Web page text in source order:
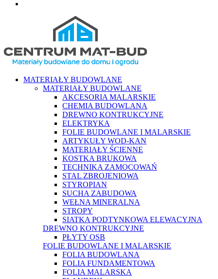
MATERIAŁY BUDOWLANE
MATERIAŁY BUDOWLANE
AKCESORIA MALARSKIE
CHEMIA BUDOWLANA
DREWNO KONTRUKCYJNE
ELEKTRYKA
FOLIE BUDOWLANE I MALARSKIE
ARTYKUŁY WOD-KAN
MATERIAŁY ŚCIENNE
KOSTKA BRUKOWA
TECHNIKA ZAMOCOWAŃ
STAL ZBROJENIOWA
STYROPIAN
SUCHA ZABUDOWA
WEŁNA MINERALNA
STROPY
SIATKA PODTYNKOWA ELEWACYJNA
DREWNO KONTRUKCYJNE
PŁYTY OSB
FOLIE BUDOWLANE I MALARSKIE
FOLIA BUDOWLANA
FOLIA FUNDAMENTOWA
FOLIA MALARSKA